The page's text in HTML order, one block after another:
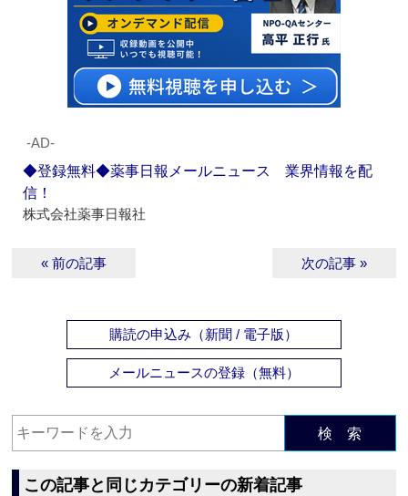
‐AD‐
◆登録無料◆薬事日報メールニュース 業界情報を配
信！
株式会社薬事日報社
« 前の記事 次の記事 »
購読の申込み（新聞 / 電子版）
メールニュースの登録（無料）
検 索
この記事と同じカテゴリーの新着記事